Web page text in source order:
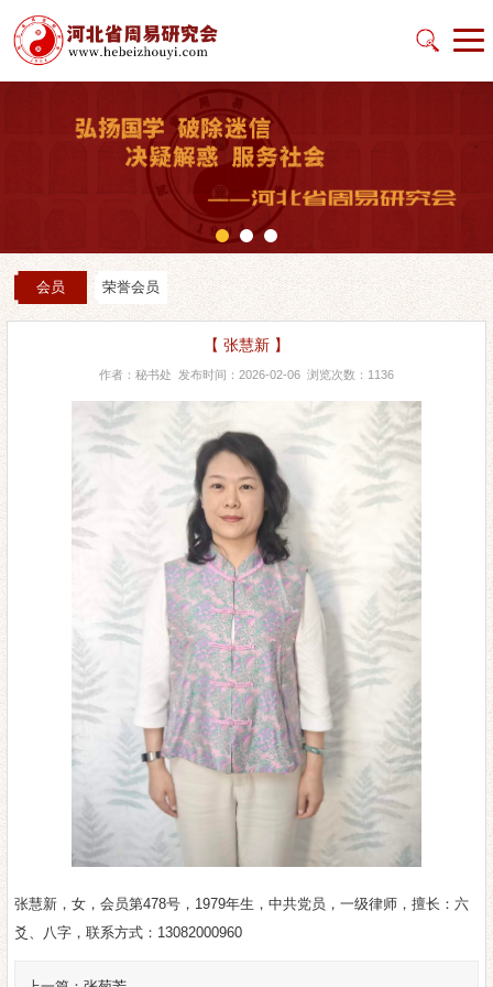
会员 荣誉会员
【 张慧新 】
作者：秘书处 发布时间：2026-02-06 浏览次数：1136
张慧新，女，会员第478号，1979年生，中共党员，一级律师，擅长：六
爻、八字，联系方式：13082000960